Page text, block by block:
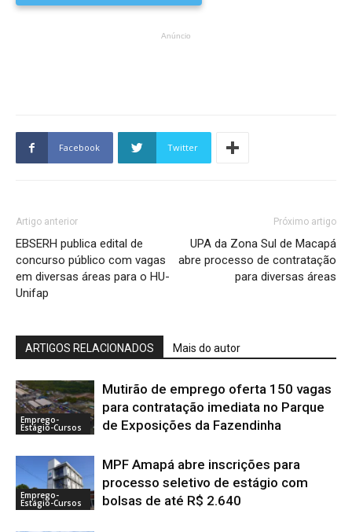
Anúncio
Facebook Twitter
Artigo anterior
EBSERH publica edital de
concurso público com vagas
em diversas áreas para o HU-
Unifap
Próximo artigo
UPA da Zona Sul de Macapá
abre processo de contratação
para diversas áreas
ARTIGOS RELACIONADOS Mais do autor
Emprego-
Estágio-Cursos
Mutirão de emprego oferta 150 vagas
para contratação imediata no Parque
de Exposições da Fazendinha
Emprego-
Estágio-Cursos
MPF Amapá abre inscrições para
processo seletivo de estágio com
bolsas de até R$ 2.640